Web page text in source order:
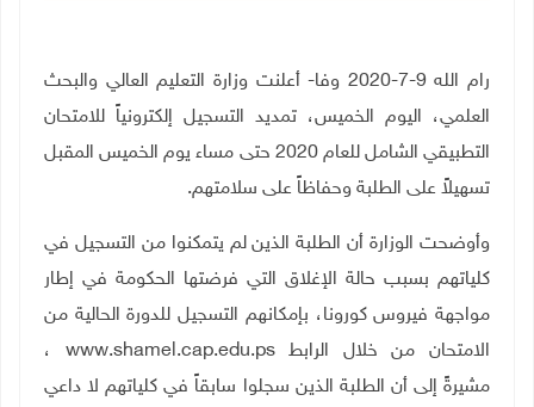
رام الله 9-7-2020 وفا- أعلنت وزارة التعليم العالي والبحث
العلمي، اليوم الخميس، تمديد التسجيل إلكترونياً للامتحان
التطبيقي الشامل للعام 2020 حتى مساء يوم الخميس المقبل
تسهيلاً على الطلبة وحفاظاً على سلامتهم.
وأوضحت الوزارة أن الطلبة الذين لم يتمكنوا من التسجيل في
كلياتهم بسبب حالة الإغلاق التي فرضتها الحكومة في إطار
مواجهة فيروس كورونا، بإمكانهم التسجيل للدورة الحالية من
الامتحان من خلال الرابطwww.shamel.cap.edu.ps
،
مشيرةً إلى أن الطلبة الذين سجلوا سابقاً في كلياتهم لا داعي